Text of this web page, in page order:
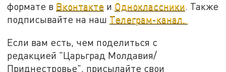
формате в Вконтакте и Одноклассники. Также
подписывайте на наш Телеграм-канал.
Если вам есть, чем поделиться с
редакцией "Царьград Молдавия/
Приднестровье", присылайте свои